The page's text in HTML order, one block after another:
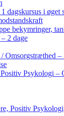
dagskursus i øget
bekymringer,
2 dage
Omsorgstræthed –
Psykologi –
Positiv